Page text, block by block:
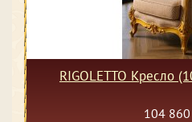
RIGOLETTO Кресло
104 860